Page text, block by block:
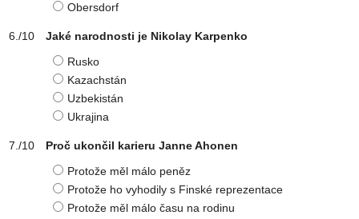
Obersdorf
Jaké narodnosti je Nikolay Karpenko
Rusko
Kazachstán
Uzbekistán
Ukrajina
Proč ukončil karieru Janne Ahonen
Protože měl málo peněz
Protože ho vyhodily s Finské reprezentace
Protože měl málo času na rodinu